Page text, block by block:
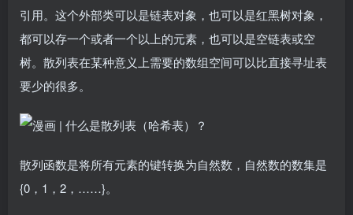
引用。这个外部类可以是链表对象，也可以是红黑树对象，
都可以存一个或者一个以上的元素，也可以是空链表或空
树。散列表在某种意义上需要的数组空间可以比直接寻址表
要少的很多。
散列函数是将所有元素的键转换为自然数，自然数的数集是
{0，1，2，……}。